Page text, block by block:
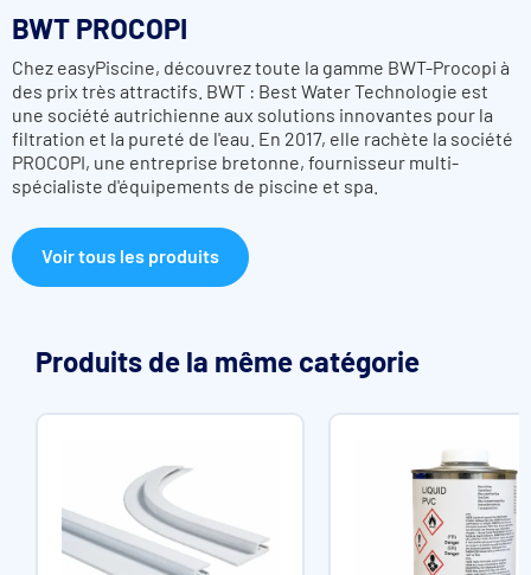
BWT PROCOPI
Chez easyPiscine, découvrez toute la gamme BWT-Procopi à
des prix très attractifs. BWT : Best Water Technologie est
une société autrichienne aux solutions innovantes pour la
filtration et la pureté de l'eau. En 2017, elle rachète la société
PROCOPI, une entreprise bretonne, fournisseur multi-
spécialiste d'équipements de piscine et spa.
Voir tous les produits
Produits de la même catégorie